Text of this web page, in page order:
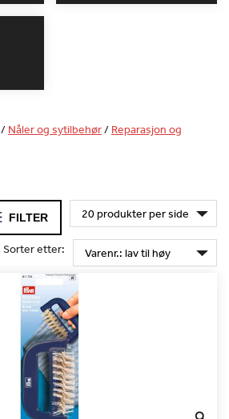
/ Nåler og sytilbehør/ Reparasjon og
FILTER
Sorter etter: